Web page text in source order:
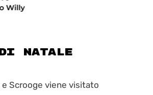
NATALE
e Scrooge viene visitato